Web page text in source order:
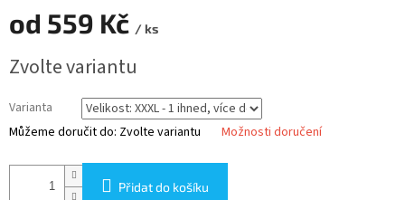
od 559 Kč / ks
cena:
Zvolte variantu
Varianta
Můžeme doručit do: Zvolte variantu Možnosti doručení
Přidat do košíku